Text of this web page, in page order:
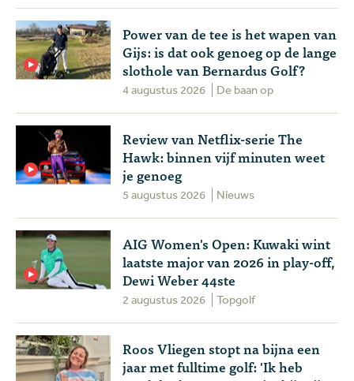
Power van de tee is het wapen van
Gijs: is dat ook genoeg op de lange
slothole van Bernardus Golf?
4 augustus 2026 De baan op
Review van Netflix-serie The
Hawk: binnen vijf minuten weet
je genoeg
5 augustus 2026 Nieuws
AIG Women's Open: Kuwaki wint
laatste major van 2026 in play-off,
Dewi Weber 44ste
2 augustus 2026 Topgolf
Roos Vliegen stopt na bijna een
jaar met fulltime golf: 'Ik heb